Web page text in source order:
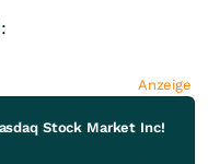
Anzeige
Stock Market Inc!